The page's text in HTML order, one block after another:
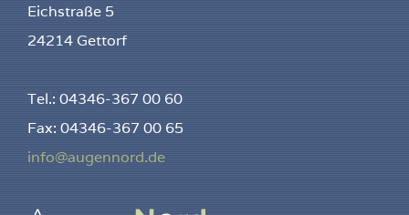
Eichstraße 5
24214 Gettorf
Tel.: 04346-367 00 60
Fax: 04346-367 00 65
info@augennord.de